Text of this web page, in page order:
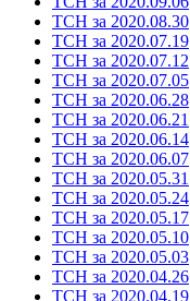
ТСН за 2020.08.30
ТСН за 2020.07.19
ТСН за 2020.07.12
ТСН за 2020.07.05
ТСН за 2020.06.28
ТСН за 2020.06.21
ТСН за 2020.06.14
ТСН за 2020.06.07
ТСН за 2020.05.31
ТСН за 2020.05.24
ТСН за 2020.05.17
ТСН за 2020.05.10
ТСН за 2020.05.03
ТСН за 2020.04.26
ТСН за 2020.04.19